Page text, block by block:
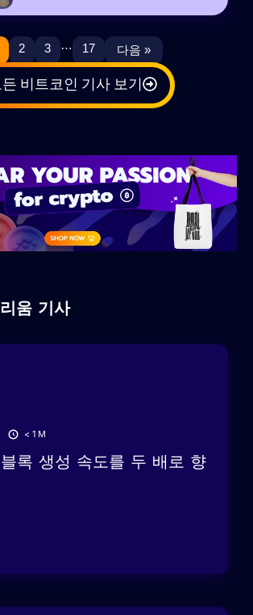
2 3 … 17 다음 »
든 비트코인 기사 보기
움 기사
< 1 M
록 생성 속도를 두 배로 향